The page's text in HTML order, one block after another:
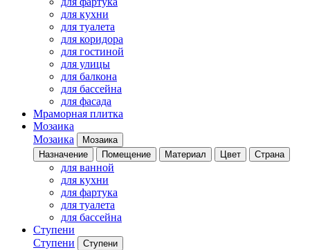
для кухни
для туалета
для коридора
для гостиной
для улицы
для балкона
для бассейна
для фасада
Мраморная плитка
Мозаика
Мозаика
Мозаика
Назначение
Помещение Материал Цвет Страна
для ванной
для кухни
для фартука
для туалета
для бассейна
Ступени
Ступени
Ступени